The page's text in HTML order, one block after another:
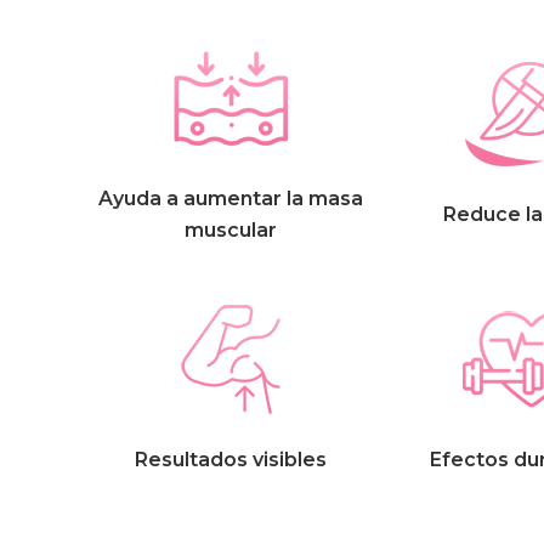
Ayuda a aumentar la masa
muscular
Reduce
Resultados visibles Efectos